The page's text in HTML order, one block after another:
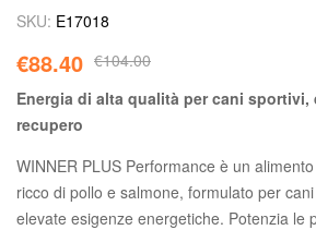
SKU: E17018
€104.00
€88.40
Energia di alta qualità per cani sportivi,
recupero
WINNER PLUS Performance è un
ricco di pollo e salmone, formulato per
elevate esigenze energetiche. Potenzia le